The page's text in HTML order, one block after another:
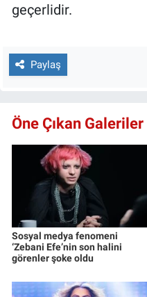
geçerlidir.
Paylaş
Öne Çıkan Galeriler
Sosyal medya fenomeni
‘Zebani Efe’nin son halini
görenler şoke oldu